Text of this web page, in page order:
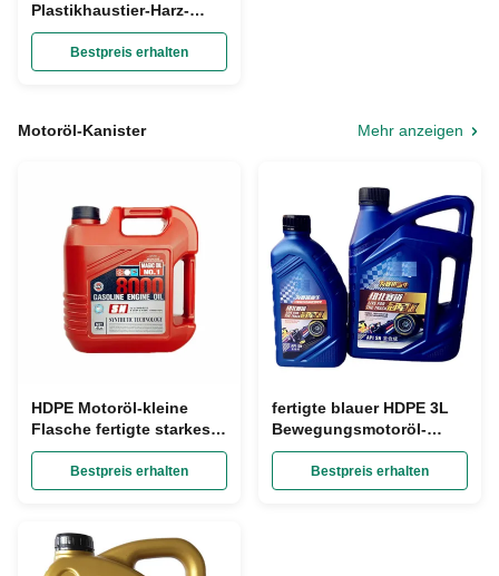
Plastikhaustier-Harz-
Quadrat-
Nahrungsmittelspeicher-
Kanister der kanister-
Bestpreis erhalten
Motoröl-Kanister Mehr anzeigen
HDPE Motoröl-kleine
Flasche fertigte starkes
flüssiges Motorenöl-
Glas-Kanister ODM
besonders an
Bestpreis erhalten
fertigte blauer HDPE 3L
Bewegungsmotoröl-
Kanister den
offensichtlichen Besetzer
besonders an
Bestpreis erhalten